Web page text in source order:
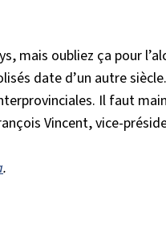
mais oubliez ça pour
date d’un autre
Il faut
Vincent, vice-
.